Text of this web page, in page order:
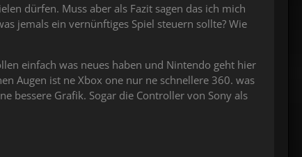
dürfen. Muss aber als Fazit sagen das ich mich
jemals ein vernünftiges Spiel steuern sollte? Wie
einfach was neues haben und Nintendo geht hier
Augen ist ne Xbox one nur ne schnellere 360. was
bessere Grafik. Sogar die Controller von Sony als